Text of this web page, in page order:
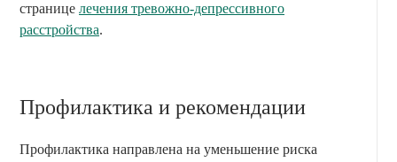
странице лечения тревожно-депрессивного
расстройства.
Профилактика и рекомендации
Профилактика направлена на уменьшение риска